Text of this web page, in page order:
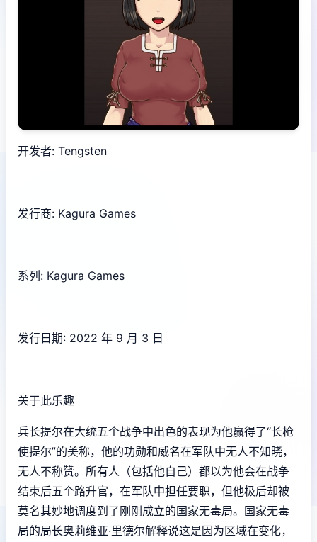
开发者: Tengsten
发行商: Kagura Games
系列: Kagura Games
发行日期: 2022 年 9 月 3 日
关于此乐趣
兵长提尔在大统五个战争中出色的表现为他赢得了“长枪
使提尔”的美称，他的功勋和威名在军队中无人不知晓，
无人不称赞。所有人（包括他自己）都以为他会在战争
结束后五个路升官，在军队中担任要职，但他极后却被
莫名其妙地调度到了刚刚成立的国家无毒局。国家无毒
局的局长奥莉维亚·里德尔解释说这是因为区域在变化，